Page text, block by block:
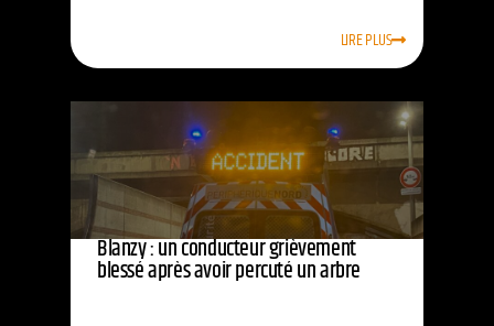
LIRE PLUS
Blanzy : un conducteur grièvement
blessé après avoir percuté un arbre